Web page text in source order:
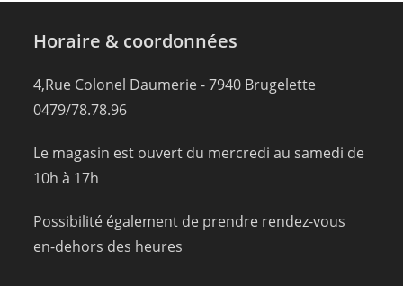
Horaire & coordonnées
4,Rue Colonel Daumerie - 7940 Brugelette
0479/78.78.96
Le magasin est ouvert du mercredi au samedi de
10h à 17h
Possibilité également de prendre rendez-vous
en-dehors des heures